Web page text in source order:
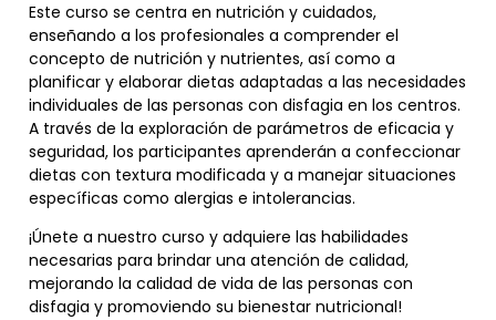
Este curso se centra en nutrición y cuidados,
enseñando a los profesionales a comprender el
concepto de nutrición y nutrientes, así como a
planificar y elaborar dietas adaptadas a las necesidades
individuales de las personas con disfagia en los centros.
A través de la exploración de parámetros de eficacia y
seguridad, los participantes aprenderán a confeccionar
dietas con textura modificada y a manejar situaciones
específicas como alergias e intolerancias.
¡Únete a nuestro curso y adquiere las habilidades
necesarias para brindar una atención de calidad,
mejorando la calidad de vida de las personas con
disfagia y promoviendo su bienestar nutricional!